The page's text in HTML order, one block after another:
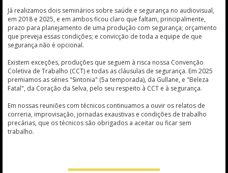
Já realizamos dois seminários sobre saúde e segurança no audiovisual,
em 2018 e 2025, e em ambos ficou claro que faltam, principalmente,
prazo para planejamento de uma produção com segurança; orçamento
que preveja essas condições; e convicção de toda a equipe de que
segurança não é opcional.
Existem exceções, produções que seguem à risca nossa Convenção
Coletiva de Trabalho (CCT) e todas as cláusulas de segurança. Em 2025
premiamos as séries "Sintonia" (5a temporada), da Gullane, e "Beleza
Fatal", da Coração da Selva, pelo seu respeito à CCT e à segurança.
Em nossas reuniões com técnicos continuamos a ouvir os relatos de
correria, improvisação, jornadas exaustivas e condições de trabalho
precárias, que os técnicos são obrigados a aceitar ou ficar sem
trabalho.